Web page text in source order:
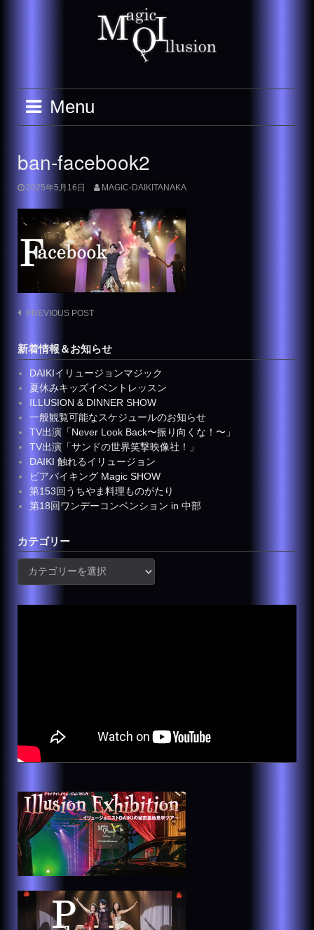
Menu
ban-facebook2
2025年5月16日 MAGIC-DAIKITANAKA
Post
PREVIOUS POST
新着情報＆お知らせ
DAIKIイリュージョンマジック
夏休みキッズイベントレッスン
ILLUSION & DINNER SHOW
一般観覧可能なスケジュールのお知らせ
TV出演「Never Look Back〜振り向くな！〜」
TV出演「サンドの世界笑撃映像社！」
DAIKI 触れるイリュージョン
ビアバイキング Magic SHOW
第153回うちやま料理ものがたり
第18回ワンデーコンベンション in 中部
カテゴリー